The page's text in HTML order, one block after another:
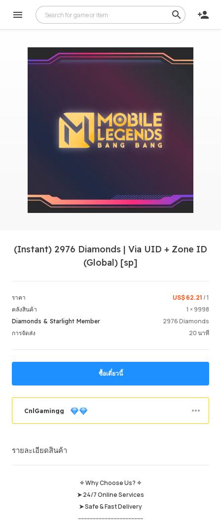
Login /
(Instant) 2976 Diamonds | Via UID + Zone ID
(Global) [sp]
ราคา US$ 62.21 / 1
คลังสินค้า 1 × 9998
Diamonds & Starlight Member 2976 Diamonds
การจัดส่ง 20 นาที
ซื้อเดี๋ยวนี้
CnlGamingg
ยอดขายโดยรวม
Average Delivery Time 0
คุณภาพการให้บริการ
รายละเอียดสินค้า
✧ Why Choose Us? ✧
➤ 24/7 Online Services
➤ Safe & Fast Delivery
--------------------------------------------